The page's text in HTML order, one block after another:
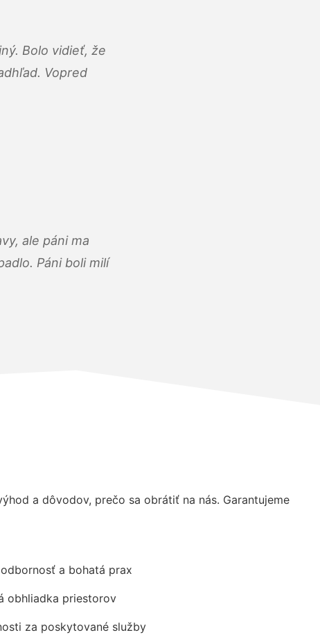
Bolo vidieť, že
Vopred
ale páni ma
Páni boli milí
a dôvodov, prečo sa obrátiť na nás. Garantujeme
a bohatá prax
obhliadka priestorov
za poskytované služby